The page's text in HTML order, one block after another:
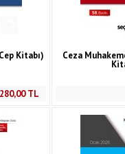
Kitabı)
280,00TL
Ceza